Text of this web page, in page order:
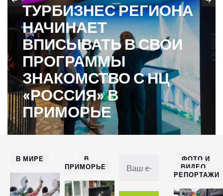
ТУРБИЗНЕС РЕГИОНА
НАЧИНАЕТ
ВПИСЫВАТЬ В СВОИ
ПРОГРАММЫ
ЗНАКОМСТВО С НЦ
«РОССИЯ» В
ПРИМОРЬЕ
В МИРЕ
В
ПРИМОРЬЕ
ФОТО И
ВИДЕО
РЕПОРТАЖИ